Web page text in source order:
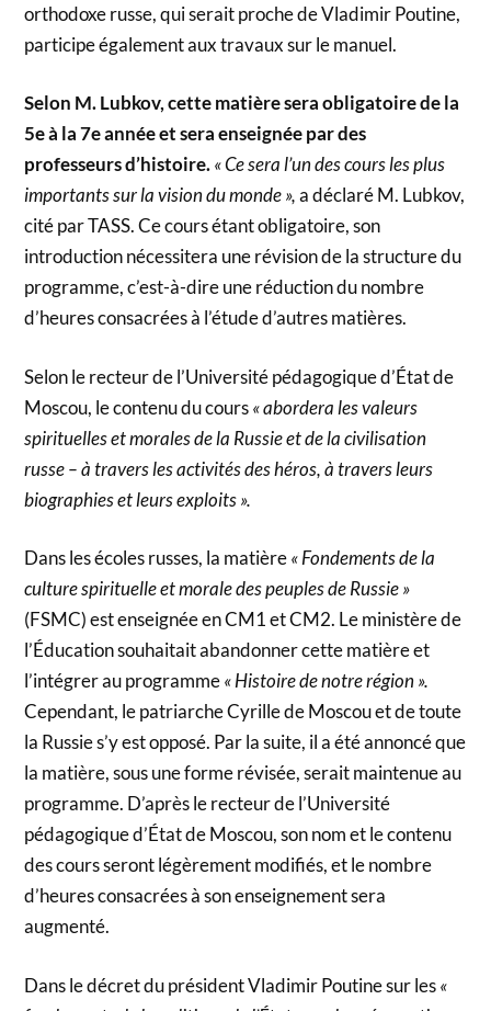
orthodoxe russe, qui serait proche de Vladimir Poutine,
participe également aux travaux sur le manuel.
Selon M. Lubkov, cette matière sera obligatoire de la
5e à la 7e année et sera enseignée par des
professeurs d’histoire.« Ce sera l’un des cours les plus
importants sur la vision du monde »,a déclaré M. Lubkov,
cité par TASS. Ce cours étant obligatoire, son
introduction nécessitera une révision de la structure du
programme, c’est-à-dire une réduction du nombre
d’heures consacrées à l’étude d’autres matières.
Selon le recteur de l’Université pédagogique d’État de
Moscou, le contenu du cours« abordera les valeurs
spirituelles et morales de la Russie et de la civilisation
russe – à travers les activités des héros, à travers leurs
biographies et leurs exploits ».
Dans les écoles russes, la matière« Fondements de la
culture spirituelle et morale des peuples de Russie »
(FSMC) est enseignée en CM1 et CM2. Le ministère de
l’Éducation souhaitait abandonner cette matière et
l’intégrer au programme« Histoire de notre région ».
Cependant, le patriarche Cyrille de Moscou et de toute
la Russie s’y est opposé. Par la suite, il a été annoncé que
la matière, sous une forme révisée, serait maintenue au
programme. D’après le recteur de l’Université
pédagogique d’État de Moscou, son nom et le contenu
des cours seront légèrement modifiés, et le nombre
d’heures consacrées à son enseignement sera
augmenté.
Dans le décret du président Vladimir Poutine sur les«